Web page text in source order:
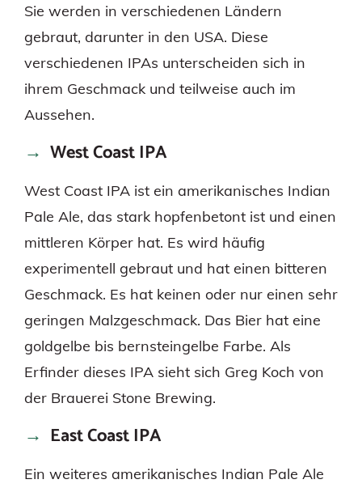
Sie werden in verschiedenen Ländern
gebraut, darunter in den USA. Diese
verschiedenen IPAs unterscheiden sich in
ihrem Geschmack und teilweise auch im
Aussehen.
West Coast IPA
West Coast IPA ist ein amerikanisches Indian
Pale Ale, das stark hopfenbetont ist und einen
mittleren Körper hat. Es wird häufig
experimentell gebraut und hat einen bitteren
Geschmack. Es hat keinen oder nur einen sehr
geringen Malzgeschmack. Das Bier hat eine
goldgelbe bis bernsteingelbe Farbe. Als
Erfinder dieses IPA sieht sich Greg Koch von
der Brauerei Stone Brewing.
East Coast IPA
Ein weiteres amerikanisches Indian Pale Ale